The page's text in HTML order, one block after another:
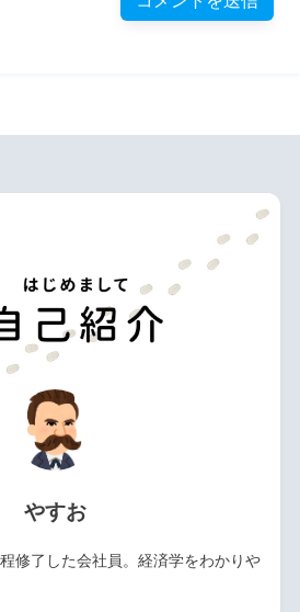
やすお
修了した会社員。経済学をわかりや